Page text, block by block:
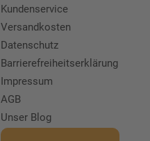
Kundenservice
Versandkosten
Datenschutz
Barrierefreiheitserklärung
Impressum
AGB
Unser Blog